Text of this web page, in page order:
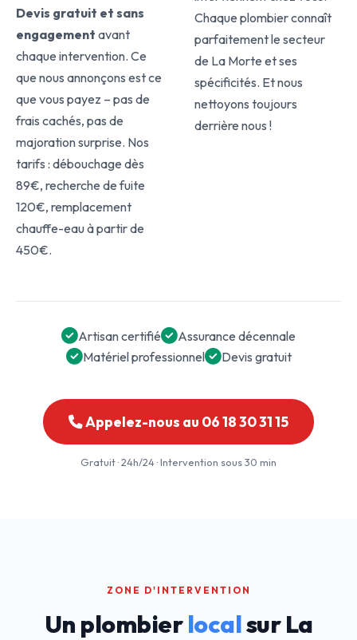
Devis gratuit et sans
engagement avant
chaque intervention. Ce
que nous annonçons est ce
que vous payez – pas de
frais cachés, pas de
majoration surprise. Nos
tarifs : débouchage dès
89€, recherche de fuite
120€, remplacement
chauffe-eau à partir de
450€.
Chaque plombier connaît
parfaitement le secteur
de La Morte et ses
spécificités. Et nous
nettoyons toujours
derrière nous !
Artisan certifié
Assurance décennale
Matériel professionnel
Devis gratuit
Appelez-nous au 06 18 30 31 15
Gratuit · 24h/24 · Intervention sous 30 min
ZONE D'INTERVENTION
Un plombierlocalsur La